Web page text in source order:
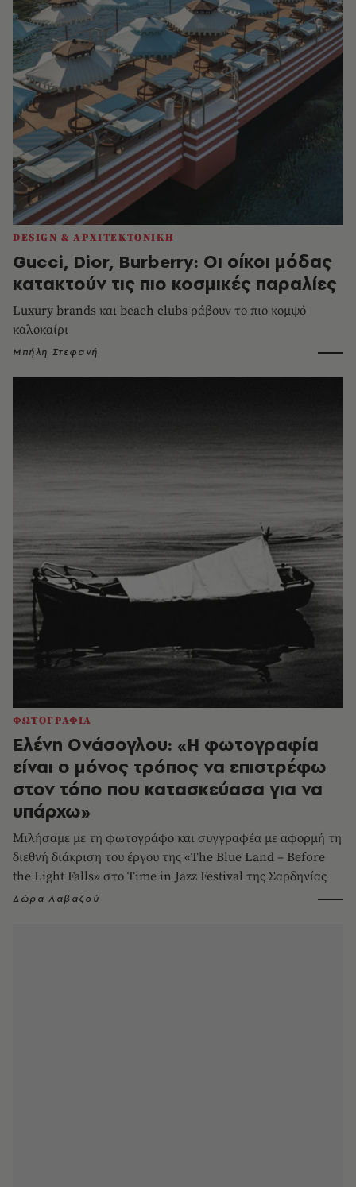
DESIGN & ΑΡΧΙΤΕΚΤΟΝΙΚΗ
Gucci, Dior, Burberry: Οι οίκοι μόδας
κατακτούν τις πιο κοσμικές παραλίες
Luxury brands και beach clubs ράβουν το πιο κομψό
καλοκαίρι
Μπήλη Στεφανή
ΦΩΤΟΓΡΑΦΙΑ
Ελένη Ονάσογλου: «Η φωτογραφία
είναι ο μόνος τρόπος να επιστρέφω
στον τόπο που κατασκεύασα για να
υπάρχω»
Μιλήσαμε με τη φωτογράφο και συγγραφέα με αφορμή τη
διεθνή διάκριση του έργου της «The Blue Land – Before
the Light Falls» στο Time in Jazz Festival της Σαρδηνίας
Δώρα Λαβαζού